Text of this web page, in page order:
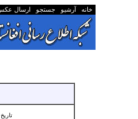
خانه آرشیو جستجو ارسال